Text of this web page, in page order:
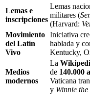
Lemas e
inscripciones
Lemas
militares (
(Harvard:
Movimiento
del Latín
Vivo
Iniciativa
hablada y
Kentucky,
Medios
modernos
La
de 140.000
Vaticana
y Winnie